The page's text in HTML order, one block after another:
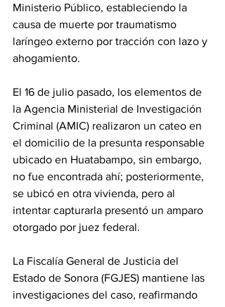
Ministerio Público, estableciendo la
causa de muerte por traumatismo
laríngeo externo por tracción con lazo y
ahogamiento.
El 16 de julio pasado, los elementos de
la Agencia Ministerial de Investigación
Criminal (AMIC) realizaron un cateo en
el domicilio de la presunta responsable
ubicado en Huatabampo, sin embargo,
no fue encontrada ahí; posteriormente,
se ubicó en otra vivienda, pero al
intentar capturarla presentó un amparo
otorgado por juez federal.
La Fiscalía General de Justicia del
Estado de Sonora (FGJES) mantiene las
investigaciones del caso, reafirmando